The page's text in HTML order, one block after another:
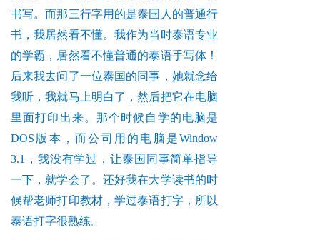
书写。而那三行字用的是泰国人的普通行
书，我居然看不懂。我作为当时泰语专业
的学霸，居然看不懂普通的泰语手写体！
后来我去问了一位泰国的同事，她就念给
我听，我就马上明白了，然后把它在电脑
里面打印出来。那个时候自学的电脑是
DOS版本，而公司用的电脑是Window
3.1，我没有学过，让泰国同事简单指导
一下，就学会了。还好我在大学读书的时
候帮老师打印教材，学过泰语打字，所以
泰语打字很熟练。